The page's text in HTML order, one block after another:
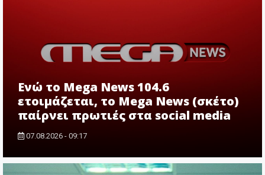
Ενώ το Mega News 104.6
ετοιμάζεται, το Mega News (σκέτο)
παίρνει πρωτιές στα social media
07.08.2026 - 09:17